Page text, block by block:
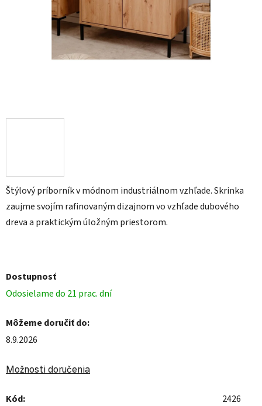
Štýlový príborník v módnom industriálnom vzhľade. Skrinka
zaujme svojím rafinovaným dizajnom vo vzhľade dubového
dreva a praktickým úložným priestorom.
Dostupnosť
Odosielame do 21 prac. dní
Môžeme doručiť do:
8.9.2026
Možnosti doručenia
Kód: 2426